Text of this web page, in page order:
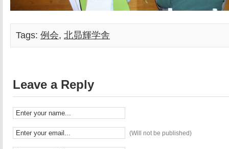
Tags: 例会, 北昴輝学舎
Leave a Reply
(Will not be published)